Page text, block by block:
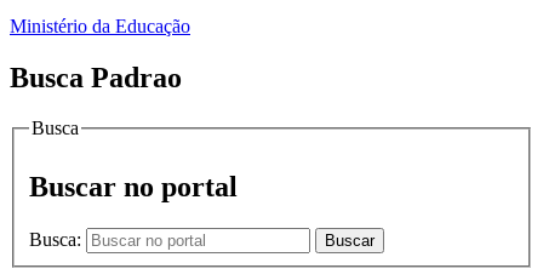
Ministério da Educação
Busca Padrao
Busca
Buscar no portal
Busca: Buscar